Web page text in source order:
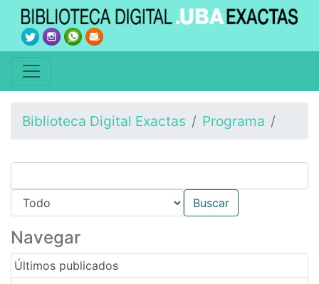
Biblioteca Digital Exactas Programa
Navegar
Últimos publicados